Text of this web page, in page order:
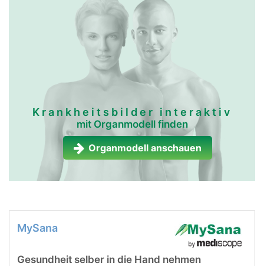
Krankheitsbilder interaktiv
mit Organmodell finden
Organmodell anschauen
MySana
Gesundheit selber in die Hand nehmen